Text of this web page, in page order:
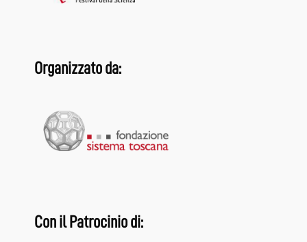
Organizzato da:
Con il Patrocinio di: